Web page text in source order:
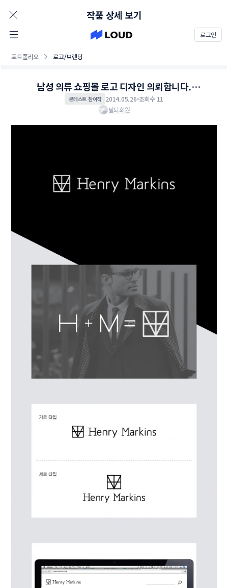
로그인
포트폴리오 로고/브랜딩
작품 상세 보기
남성 의류 쇼핑몰 로고 디자인 의뢰합니다.
[Henry Markins] 로고 의뢰
콘테스트 참여작 2014.05.26 조회수 11
탈퇴회원